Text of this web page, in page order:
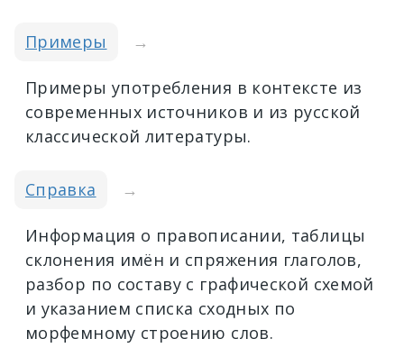
Примеры →
Примеры употребления в контексте из
современных источников и из русской
классической литературы.
Справка →
Информация о правописании, таблицы
склонения имён и спряжения глаголов,
разбор по составу с графической схемой
и указанием списка сходных по
морфемному строению слов.